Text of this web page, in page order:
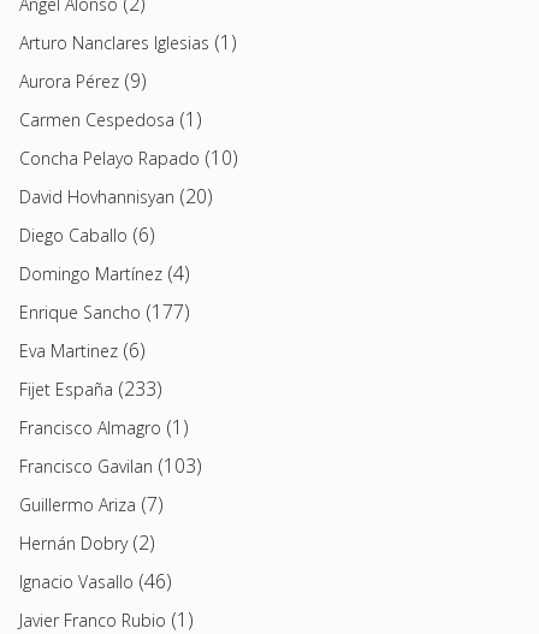
Arturo Nanclares Iglesias (1)
Aurora Pérez (9)
Carmen Cespedosa (1)
Concha Pelayo Rapado (10)
David Hovhannisyan (20)
Diego Caballo (6)
Domingo Martínez (4)
Enrique Sancho (177)
Eva Martinez (6)
Fijet España (233)
Francisco Almagro (1)
Francisco Gavilan (103)
Guillermo Ariza (7)
Hernán Dobry(2)
Ignacio Vasallo (46)
Javier Franco Rubio (1)